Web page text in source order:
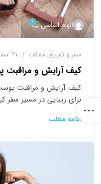
الهام الماسی ۰
ﺳﻔﺮ و ﺗﻔﺮﯾﺢ, ﻣﻘﺎﻻت 21 اسفند 1403
کیف آرایش و
کیف آرایش و مراقبت
برای زیبایی در مسیر
ادامه مطلب